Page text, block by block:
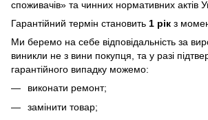
споживачів» та чинних нормативних актів
Гарантійний термін становить 1 рік з
Ми беремо на себе відповідальність за
виникли не з вини покупця, та у разі
гарантійного випадку можемо:
виконати ремонт;
замінити товар;